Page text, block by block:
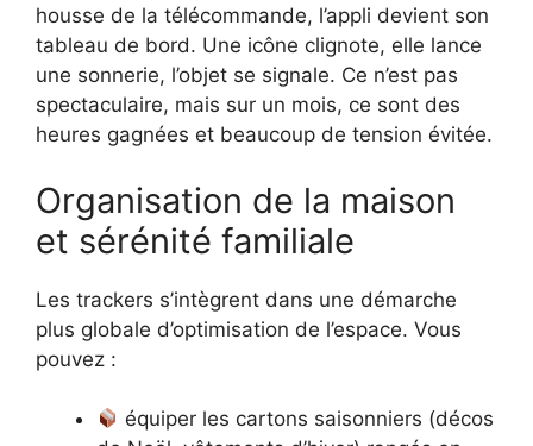
housse de la télécommande, l’appli devient son
tableau de bord. Une icône clignote, elle lance
une sonnerie, l’objet se signale. Ce n’est pas
spectaculaire, mais sur un mois, ce sont des
heures gagnées et beaucoup de tension évitée.
Organisation de la maison
et sérénité familiale
Les trackers s’intègrent dans une démarche
plus globale d’optimisation de l’espace. Vous
pouvez :
équiper les cartons saisonniers (décos